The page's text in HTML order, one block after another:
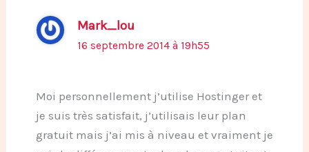
Mark_lou
16 septembre 2014 à 19h55
Moi personnellement j’utilise Hostinger et
je suis très satisfait, j’utilisais leur plan
gratuit mais j’ai mis à niveau et vraiment je